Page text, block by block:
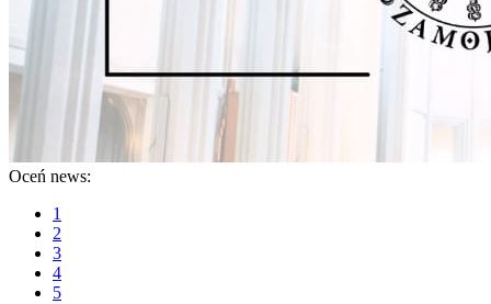
Oceń news:
1
2
3
4
5